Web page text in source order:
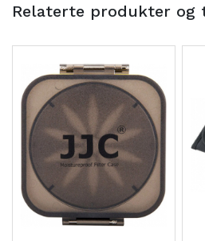
Relaterte produkter og